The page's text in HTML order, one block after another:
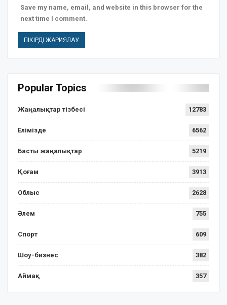
Save my name, email, and website in this browser for the
next time I comment.
Popular Topics
Жаңалықтар тізбесі 12783
Елімізде 6562
Басты жаңалықтар 5219
Қоғам 3913
Облыс 2628
Әлем 755
Спорт 609
Шоу-бизнес 382
Аймақ 357